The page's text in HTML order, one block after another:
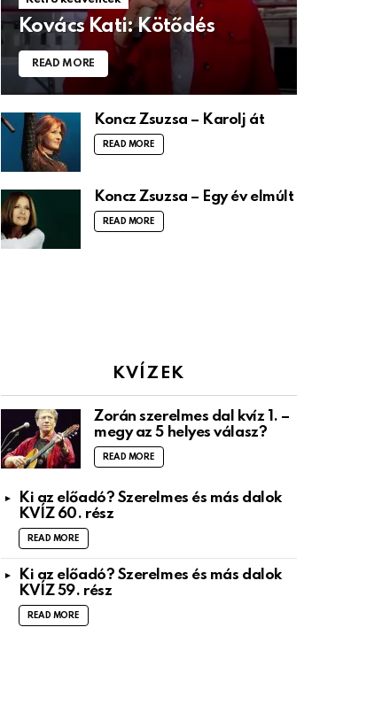
Kovács Kati: Kötődés
READ MORE
Koncz Zsuzsa – Karolj át
READ MORE
Koncz Zsuzsa – Egy év elmúlt
READ MORE
KVÍZEK
Zorán szerelmes dal kvíz 1. –
megy az 5 helyes válasz?
READ MORE
Ki az előadó? Szerelmes és más dalok
KVÍZ 60. rész
READ MORE
Ki az előadó? Szerelmes és más dalok
KVÍZ 59. rész
READ MORE